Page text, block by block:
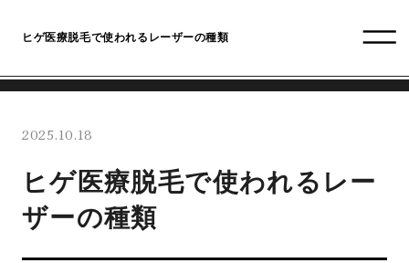
ヒゲ医療脱毛で使われるレーザーの種類
2025.10.18
ヒゲ医療脱毛で使われるレー
ザーの種類